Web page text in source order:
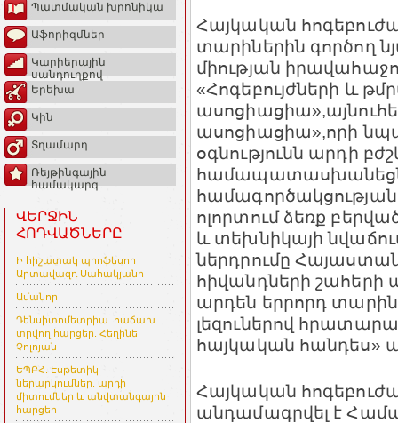
Պատմական խրոնիկա
Աֆորիզմներ
Կարիերային
սանդուղքով
Երեխա
Կին
Տղամարդ
Ռեյթինգային
համակարգ
ՎԵՐՋԻՆ
ՀՈԴՎԱԾՆԵՐԸ
Ի հիշատակ պրոֆեսոր
Արտավազդ Սահակյանի
Ամանոր
Դենսիտոմետրիա. հաճախ
տրվող հարցեր. Հեղինե
Չոլոյան
ԵՊԲՀ. Էսթետիկ
ներարկումներ. արդի
միտումներ և անվտանգային
հարցեր
Հայկական
տարիներին գործող
միության
«Հոգեբույժների և
ասոցիացիա»,որի
օգնությունն արդի
ոլորտում ձեռք
և տեխնիկայի
ներդրումը
հիվանդների շահերի
արդեն երրորդ տարին
լեզուներով
հայկական հանդես»
Հայկական
անդամագրվել է